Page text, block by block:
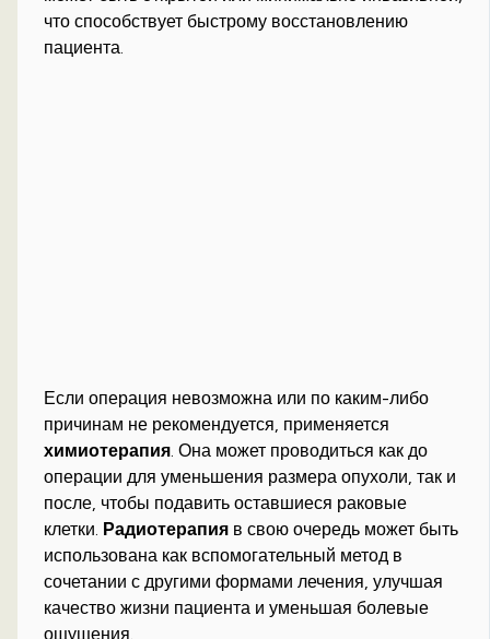
что способствует быстрому восстановлению
пациента.
Если операция невозможна или по каким-либо
причинам не рекомендуется, применяется
химиотерапия . Она может проводиться как до
операции для уменьшения размера опухоли, так и
после, чтобы подавить оставшиеся раковые
клетки. Радиотерапия в свою очередь может быть
использована как вспомогательный метод в
сочетании с другими формами лечения, улучшая
качество жизни пациента и уменьшая болевые
ощущения.